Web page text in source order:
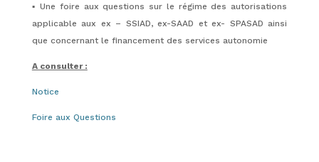
▪️ Une foire aux questions sur le régime des autorisations
applicable aux ex – SSIAD, ex-SAAD et ex- SPASAD ainsi
que concernant le financement des services autonomie
A consulter :
Notice
Foire aux Questions